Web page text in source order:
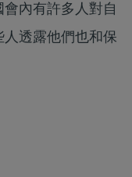
內有許多人對自
透露他們也和保